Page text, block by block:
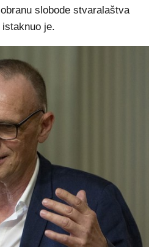
slobode stvaralaštva
je.